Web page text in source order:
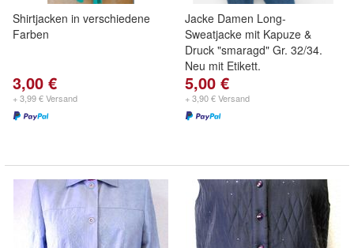
Shirtjacken in verschiedene
Farben
3,00 €
+ 3,99 € Versand
Jacke Damen Long-
Sweatjacke mit Kapuze &
Druck "smaragd" Gr. 32/34.
Neu mit Etikett.
5,00 €
+ 3,90 € Versand